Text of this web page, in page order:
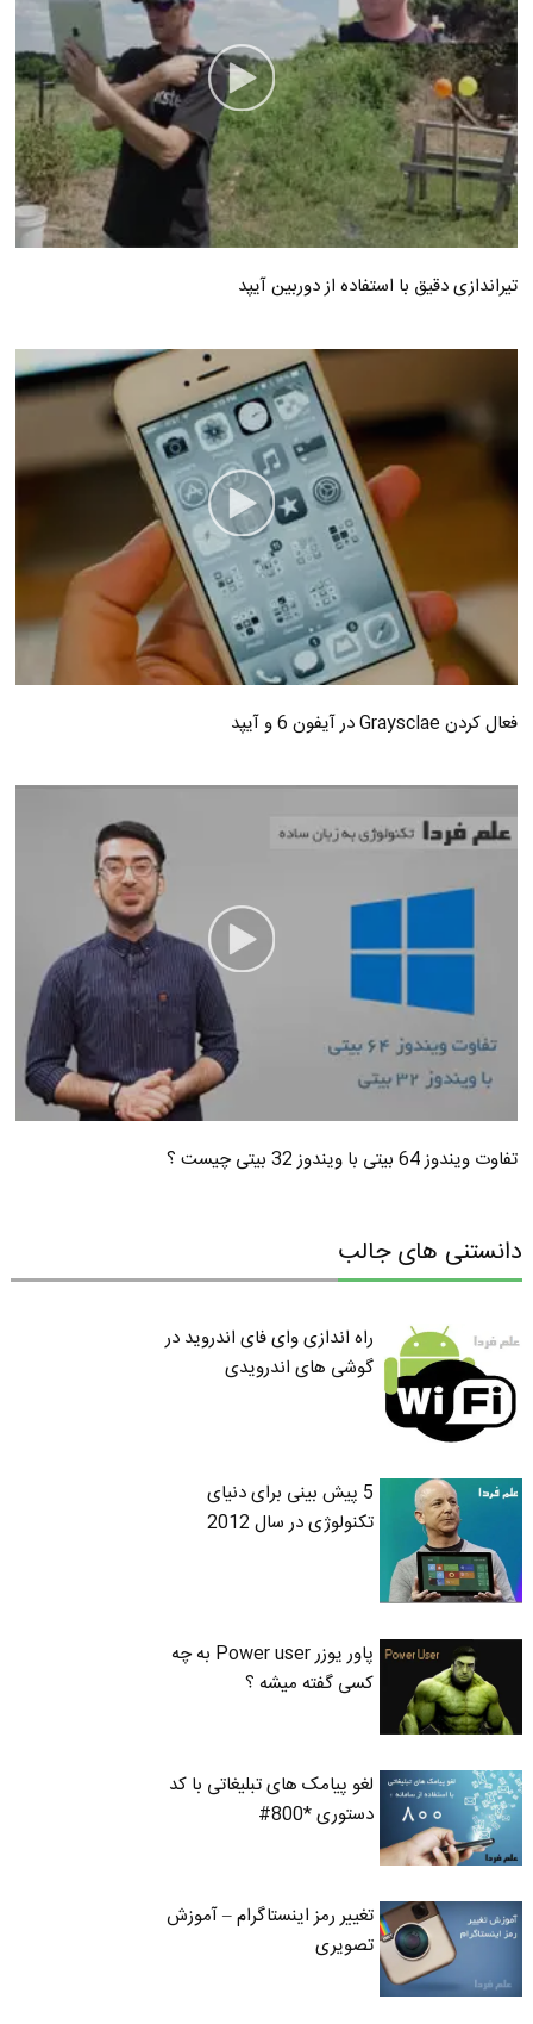
تیراندازی دقیق با استفاده از دوربین آیپد
فعال کردن Graysclae در آیفون 6 و آیپد
تفاوت ویندوز 64 بیتی با ویندوز 32 بیتی چیست ؟
دانستنی های جالب
راه اندازی وای فای اندروید در
گوشی های اندرویدی
5 پیش بینی برای دنیای
تکنولوژی در سال 2012
پاور یوزر Power user به چه
کسی گفته میشه ؟
لغو پیامک های تبلیغاتی با کد
دستوری *800#
تغییر رمز اینستاگرام – آموزش
تصویری